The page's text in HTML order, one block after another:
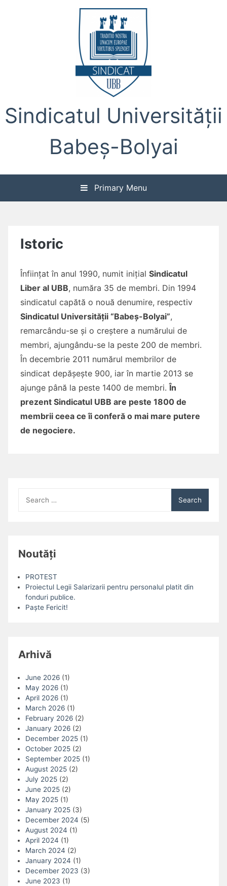
Sindicatul Universității
Babeș-Bolyai
Primary Menu
Istoric
Înființat în anul 1990, numit inițial Sindicatul
Liber al UBB, număra 35 de membri. Din 1994
sindicatul capătă o nouă denumire, respectiv
Sindicatul Universității “Babeș-Bolyai”,
remarcându-se și o creștere a numărului de
membri, ajungându-se la peste 200 de membri.
În decembrie 2011 numărul membrilor de
sindicat depășește 900, iar în martie 2013 se
ajunge până la peste 1400 de membri.În
prezent Sindicatul UBB are peste 1800 de
membrii ceea ce îi conferă o mai mare putere
de negociere.
for:
Noutăți
PROTEST
Proiectul Legii Salarizarii pentru personalul platit din
fonduri publice.
Paște Fericit!
Arhivă
June 2026(1)
May 2026(1)
April 2026(1)
March 2026(1)
February 2026(2)
January 2026(2)
December 2025(1)
October 2025(2)
September 2025(1)
August 2025(2)
July 2025(2)
June 2025(2)
May 2025(1)
January 2025(3)
December 2024 (5)
August 2024 (1)
April 2024 (1)
March 2024 (2)
January 2024 (1)
December 2023 (3)
June 2023 (1)